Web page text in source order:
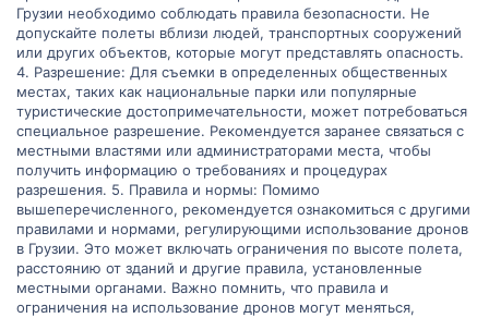
Грузии необходимо соблюдать правила безопасности. Не
допускайте полеты вблизи людей, транспортных сооружений
или других объектов, которые могут представлять опасность.
4. Разрешение: Для съемки в определенных общественных
местах, таких как национальные парки или популярные
туристические достопримечательности, может потребоваться
специальное разрешение. Рекомендуется заранее связаться с
местными властями или администраторами места, чтобы
получить информацию о требованиях и процедурах
разрешения. 5. Правила и нормы: Помимо
вышеперечисленного, рекомендуется ознакомиться с другими
правилами и нормами, регулирующими использование дронов
в Грузии. Это может включать ограничения по высоте полета,
расстоянию от зданий и другие правила, установленные
местными органами. Важно помнить, что правила и
ограничения на использование дронов могут меняться,